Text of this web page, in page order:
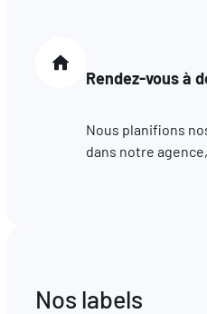
Rendez-vous à
Nous planifions
dans notre
Nos labels